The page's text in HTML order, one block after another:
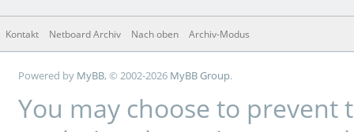
Kontakt Netboard Archiv Nach oben Archiv-Modus
Powered by MyBB, © 2002-2026 MyBB Group.
You may choose to